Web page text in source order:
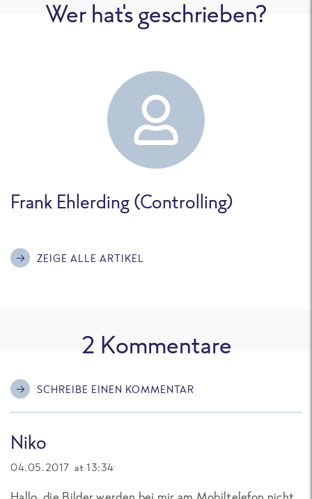
Wer hat's geschrieben?
Frank Ehlerding (Controlling)
ZEIGE ALLE ARTIKEL
2 Kommentare
SCHREIBE EINEN KOMMENTAR
Niko
04.05.2017 at 13:34